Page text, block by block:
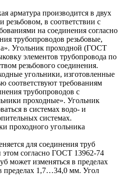
арматура производится в двух
в соответствии с
на соединения согласно
трубопроводов резьбовые,
Угольник проходной (ГОСТ
элементов трубопровода по
резьбового соединения.
угольники, изготовленные
соответствуют требованиям
трубопроводов с
проходные». Угольник
в системах водо- и
системах.
проходного угольника
для соединения труб
этом согласно ГОСТ 13962-74
может изменяться в пределах
1,7…34,0 мм. Угол